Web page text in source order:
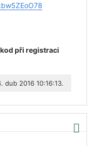
při registraci
dub 2016 10:16:13.